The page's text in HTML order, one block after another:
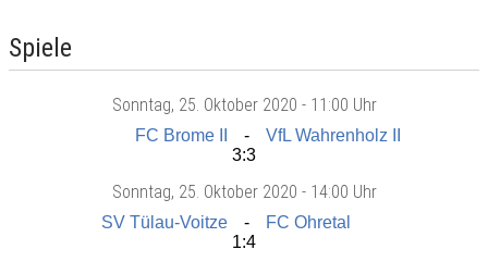
Spiele
Sonntag, 25. Oktober 2020 - 11:00 Uhr
FC Brome II
VfL Wahrenholz II
3:3
Sonntag, 25. Oktober 2020 - 14:00 Uhr
SV Tülau-Voitze
FC Ohretal
1:4